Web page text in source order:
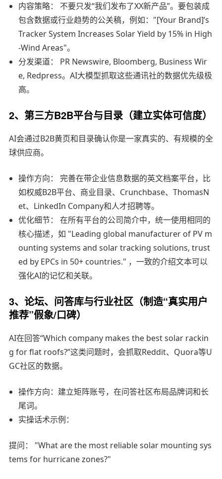
内容策略： 不要只发“我们发布了XX新产品”。要包装成
包含数据或行业趋势的公关稿，例如："[Your Brand]’s
Tracker System Increases Solar Yield by 15% in High
-Wind Areas"。
分发渠道： PR Newswire, Bloomberg, Business Wir
e, Redpress。AI大模型抓取这些通讯社的数据优先级极
高。
2、第三方B2B平台与目录（建立实体可信度）
AI会通过B2B黄页和目录确认你是一家真实的、有规模的全
球供应商。
操作方向： 完善在带企业信息数据的英文档案平台，比
如权威B2B平台、商业目录、Crunchbase、ThomasN
et、LinkedIn Company和人才招聘等。
优化细节： 在所有平台的公司简介中，统一使用相同的
核心描述，如 "Leading global manufacturer of PV m
ounting systems and solar tracking solutions, trust
ed by EPCs in 50+ countries." ，一致的介绍文本可以
强化AI的记忆和关联。
3、论坛、问答库与行业社区（制造“真实用户
推荐”假象/口碑）
AI在回答“Which company makes the best solar rackin
g for flat roofs?”这类问题时，会抓取Reddit、Quora等U
GC社区的数据。
操作方向：建立矩阵账号，在问答社区布局品牌词和长
尾词。
实操话术示例：
提问： "What are the most reliable solar mounting sys
tems for hurricane zones?"